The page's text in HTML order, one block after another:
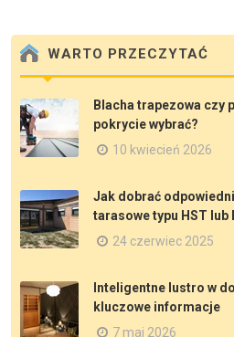
WARTO PRZECZYTAĆ
Blacha trapezowa czy
pokrycie wybrać?
10 kwiecień 2026
Jak dobrać
tarasowe typu HST lub
24 czerwiec 2025
Inteligentne lustro w
kluczowe informacje
7 maj 2026